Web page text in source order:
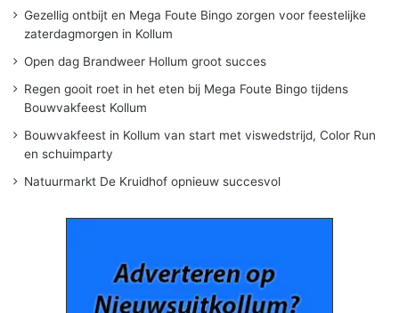
Gezellig ontbijt en Mega Foute Bingo zorgen voor feestelijke
zaterdagmorgen in Kollum
Open dag Brandweer Hollum groot succes
Regen gooit roet in het eten bij Mega Foute Bingo tijdens
Bouwvakfeest Kollum
Bouwvakfeest in Kollum van start met viswedstrijd, Color Run
en schuimparty
Natuurmarkt De Kruidhof opnieuw succesvol